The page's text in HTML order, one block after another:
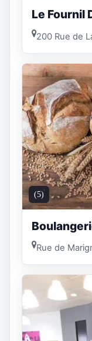
Le Fournil
200 Rue de
(5)
Rue de